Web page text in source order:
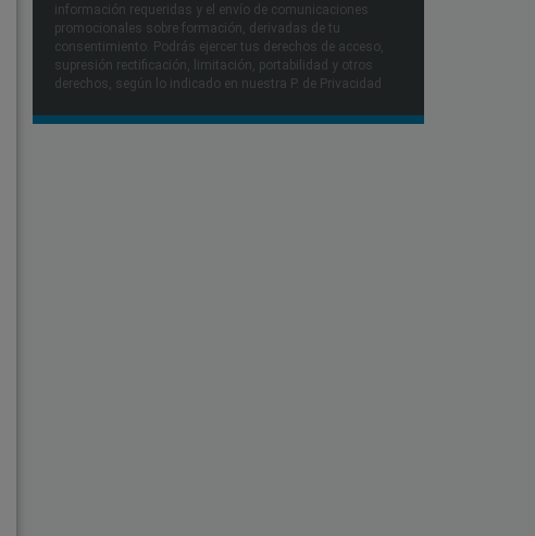
información requeridas y el envío de comunicaciones
promocionales sobre formación, derivadas de tu
consentimiento. Podrás ejercer tus derechos de acceso,
supresión rectificación, limitación, portabilidad y otros
derechos, según lo indicado en nuestra P. de Privacidad​